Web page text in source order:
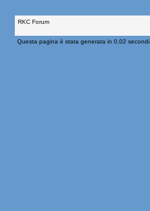
RKC Forum
Questa pagina è stata generata in 0,02 secondi.